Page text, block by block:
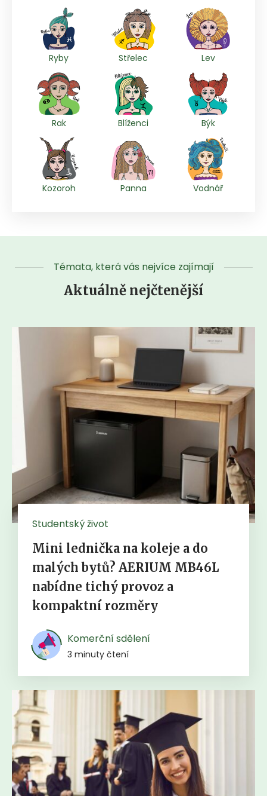
Ryby Střelec Lev
Rak Blíženci Býk
Kozoroh Panna Vodnář
Témata, která vás nejvíce zajímají
Aktuálně nejčtenější
Studentský život
Mini lednička na koleje a do
malých bytů? AERIUM MB46L
nabídne tichý provoz a
kompaktní rozměry
Komerční sdělení
3 minuty čtení